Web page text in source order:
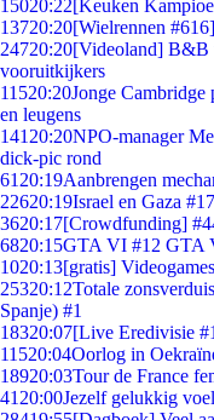
15020:22[Keuken
13720:20[Wielrennen
24720:20[Videoland] B&B
vooruitkijkers
11520:20Jonge Cambridge
en leugens
141 20:20NPO-manager
dick-pic rond
61 20:19Aanbrengen
22620:19Israel en Gaza #17
3620:17[Crowdfunding]
6820:15GTA VI #12 GTA
1020:13[gratis]
25320:12Totale
Spanje) #1
18320:07[Live Eredivisie
11520:04Oorlog in
18920:03Tour de France
41 20:00Jezelf gelukkig